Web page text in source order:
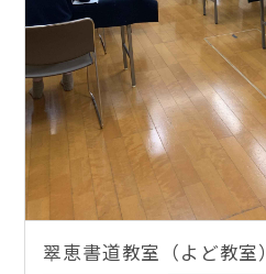
翠恵書道教室（よど教室）